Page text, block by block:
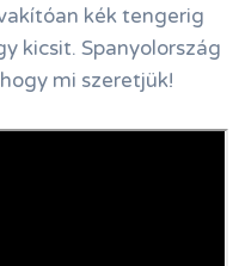
kék tengerig
kicsit. Spanyolország
mi szeretjük!